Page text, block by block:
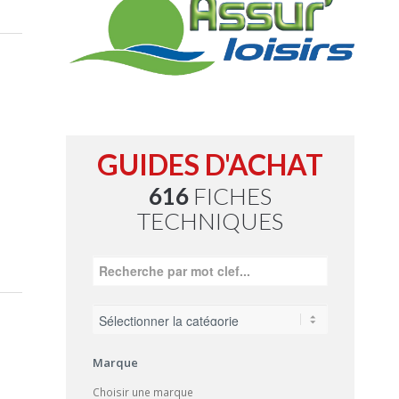
GUIDES D'ACHAT
616FICHES
TECHNIQUES
Marque
Choisir une marque